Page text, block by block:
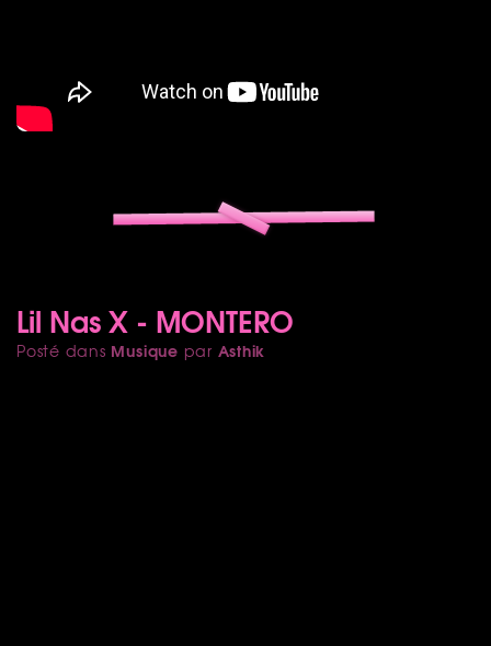
Lil Nas X - MONTERO
Posté dans Musique par Asthik